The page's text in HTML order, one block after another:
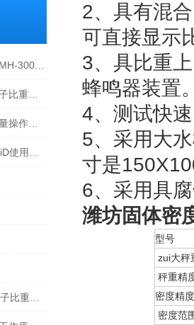
2、具有混
可直接显示
3、具比重
蜂鸣器装置
4、测试快
5、采用大
寸是
6、采用具
潍坊固体密
型号
zui大秤
秤重精
密度精度
密度范